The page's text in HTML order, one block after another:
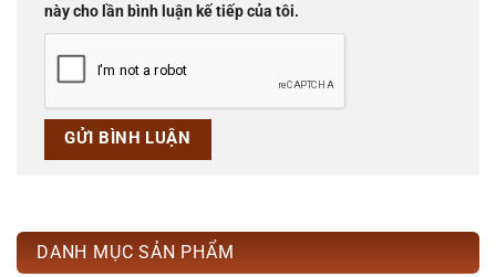
này cho lần bình luận kế tiếp của tôi.
DANH MỤC SẢN PHẨM